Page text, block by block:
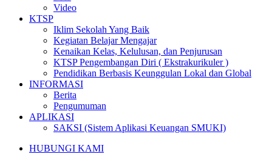
Video
KTSP
Iklim Sekolah Yang Baik
Kegiatan Belajar Mengajar
Kenaikan Kelas, Kelulusan, dan Penjurusan
KTSP Pengembangan Diri ( Ekstrakurikuler )
Pendidikan Berbasis Keunggulan Lokal dan Global
INFORMASI
Berita
Pengumuman
APLIKASI
SAKSI (Sistem Aplikasi Keuangan SMUKI)
HUBUNGI KAMI